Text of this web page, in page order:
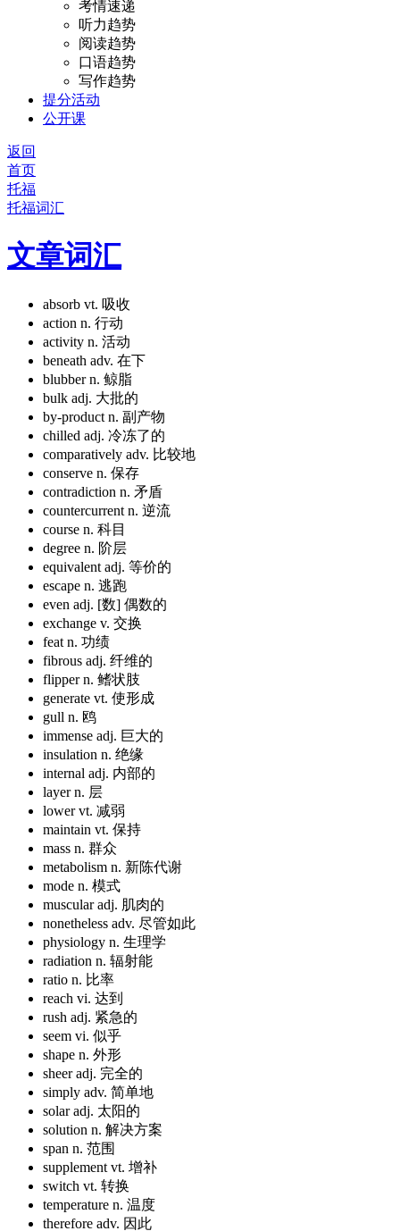
考情速递
听力趋势
阅读趋势
口语趋势
写作趋势
提分活动
公开课
返回
首页
托福
托福词汇
文章词汇
absorb vt. 吸收
action n. 行动
activity n. 活动
beneath adv. 在下
blubber n. 鲸脂
bulk adj. 大批的
by-product n. 副产物
chilled adj. 冷冻了的
comparatively adv. 比较地
conserve n. 保存
contradiction n. 矛盾
countercurrent n. 逆流
course n. 科目
degree n. 阶层
equivalent adj. 等价的
escape n. 逃跑
even adj. [数] 偶数的
exchange v. 交换
feat n. 功绩
fibrous adj. 纤维的
flipper n. 鳍状肢
generate vt. 使形成
gull n. 鸥
immense adj. 巨大的
insulation n. 绝缘
internal adj. 内部的
layer n. 层
lower vt. 减弱
maintain vt. 保持
mass n. 群众
metabolism n. 新陈代谢
mode n. 模式
muscular adj. 肌肉的
nonetheless adv. 尽管如此
physiology n. 生理学
radiation n. 辐射能
ratio n. 比率
reach vi. 达到
rush adj. 紧急的
seem vi. 似乎
shape n. 外形
sheer adj. 完全的
simply adv. 简单地
solar adj. 太阳的
solution n. 解决方案
span n. 范围
supplement vt. 增补
switch vt. 转换
temperature n. 温度
therefore adv. 因此